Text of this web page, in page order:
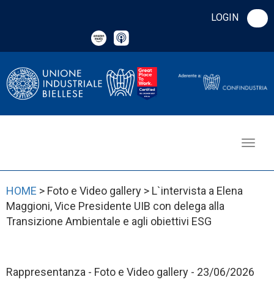
LOGIN
HOME > Foto e Video gallery > L`intervista a Elena
Maggioni, Vice Presidente UIB con delega alla
Transizione Ambientale e agli obiettivi ESG
Rappresentanza - Foto e Video gallery - 23/06/2026